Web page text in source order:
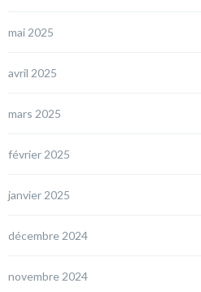
mai 2025
avril 2025
mars 2025
février 2025
janvier 2025
décembre 2024
novembre 2024